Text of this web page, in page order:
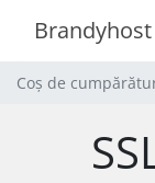
Coș de